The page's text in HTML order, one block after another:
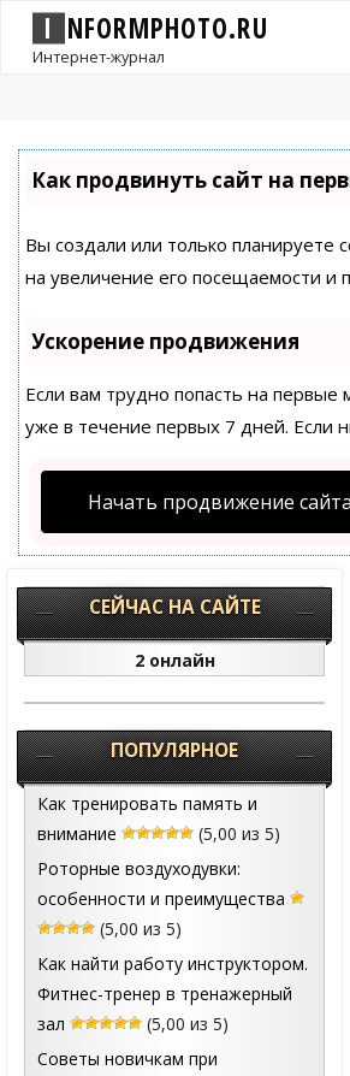
I NFORMPHOTO.RU
Интернет-журнал
Как продвинуть сайт на
Вы создали или только планируете
на увеличение его посещаемости и
Ускорение продвижения
Если вам трудно попасть на первые
уже в течение первых 7 дней. Если
Начать продвижение сайта
СЕЙЧАС НА САЙТЕ
2 онлайн
ПОПУЛЯРНОЕ
Как тренировать память и
внимание
(5,00 из 5)
Роторные воздуходувки:
особенности и преимущества
(5,00 из 5)
Как найти работу инструктором.
Фитнес-тренер в тренажерный
зал
(5,00 из 5)
Советы новичкам при